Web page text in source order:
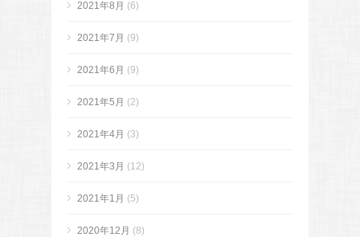
2021年8月 (6)
2021年7月 (9)
2021年6月 (9)
2021年5月 (2)
2021年4月 (3)
2021年3月 (12)
2021年1月 (5)
2020年12月 (8)